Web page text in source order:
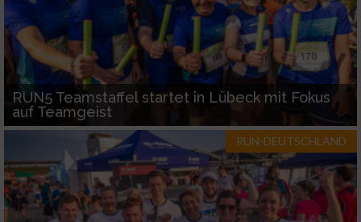
RUN5 Teamstaffel startet in Lübeck mit Fokus
auf Teamgeist
RUN-DEUTSCHLAND